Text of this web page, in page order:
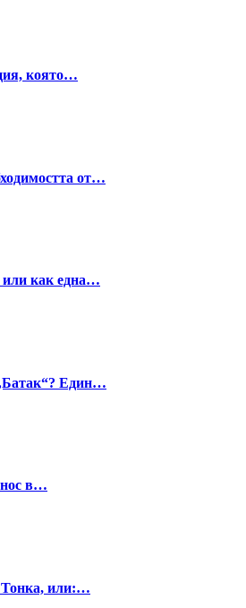
която…
от…
как една…
Един…
в…
Тонка, или:…